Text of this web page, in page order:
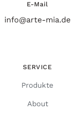
E-Mail
info@arte-mia.de
SERVICE
Produkte
About